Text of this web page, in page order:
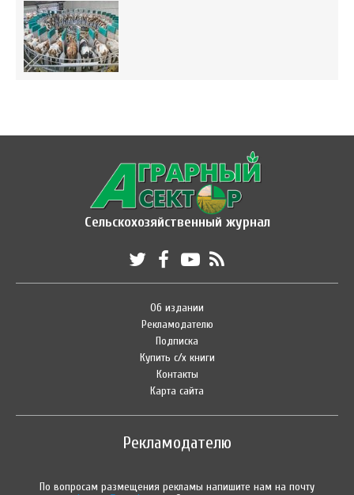
Сельскохозяйственный журнал
Об издании
Рекламодателю
Подписка
Купить с/х книги
Контакты
Карта сайта
Рекламодателю
По вопросам размещения рекламы напишите нам на почту